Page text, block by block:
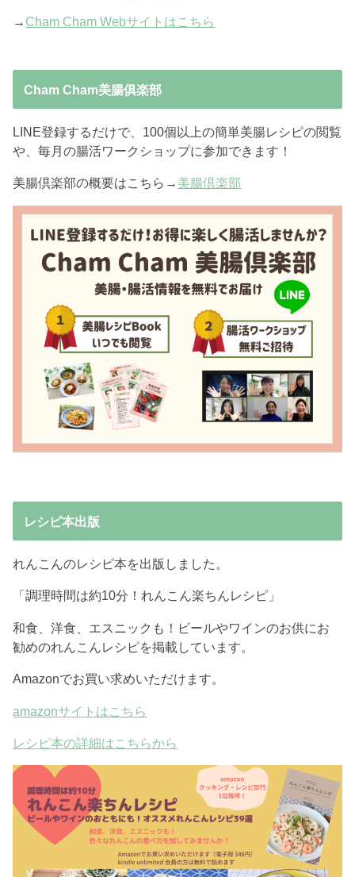
→ Cham Cham Webサイトはこちら
Cham Cham美腸俱楽部
LINE登録するだけで、100個以上の簡単美腸レシピの閲覧
や、毎月の腸活ワークショップに参加できます！
美腸倶楽部の概要はこちら→ 美腸倶楽部
レシピ本出版
れんこんのレシピ本を出版しました。
「調理時間は約10分！れんこん楽ちんレシピ」
和食、洋食、エスニックも！ビールやワインのお供にお
勧めのれんこんレシピを掲載しています。
Amazonでお買い求めいただけます。
amazonサイトはこちら
レシピ本の詳細はこちらから